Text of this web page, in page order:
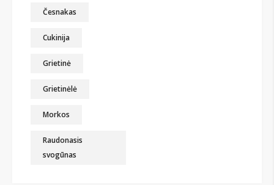
Česnakas
Cukinija
Grietinė
Grietinėlė
Morkos
Raudonasis
svogūnas